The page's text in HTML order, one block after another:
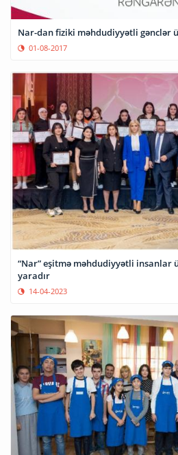
01-08-2017
“Nar” eşitmə məhdudiyyətli insanlar
yaradır
14-04-2023